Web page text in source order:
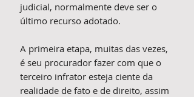
judicial, normalmente deve ser o
último recurso adotado.
A primeira etapa, muitas das vezes,
é seu procurador fazer com que o
terceiro infrator esteja ciente da
realidade de fato e de direito, assim